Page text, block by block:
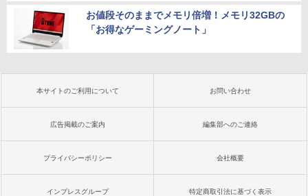
お値段そのままでメモリ倍増！メモリ32GBの
「お得なゲーミングノート」
本サイトのご利用について お問い合わせ
広告掲載のご案内 編集部へのご連絡
プライバシーポリシー 会社概要
インプレスグループ 特定商取引法に基づく表示